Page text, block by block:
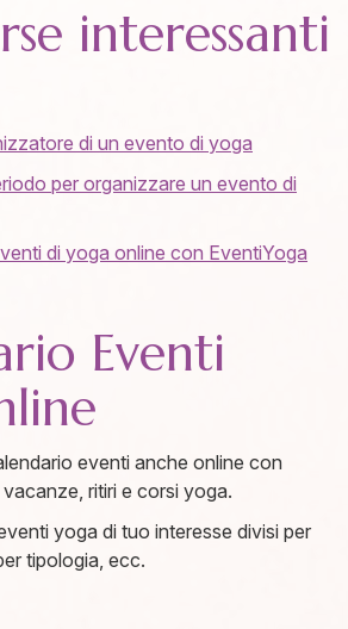
interessanti
di un evento di yoga
per organizzare un evento di
di yoga online con EventiYoga
Eventi
eventi anche online con
ritiri e corsi yoga.
yoga di tuo interesse divisi per
tipologia, ecc.